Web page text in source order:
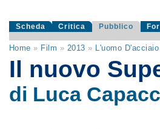
Scheda Critica Pubblico
Home » Film » 2013 » L'uomo D'acciaio
Il nuovo
di Luca